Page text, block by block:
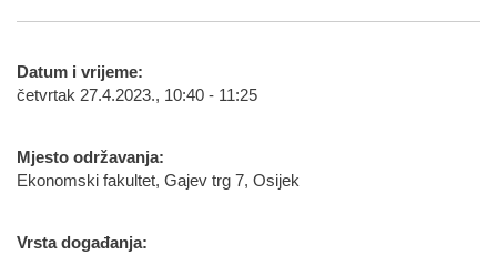
Datum i vrijeme:
četvrtak 27.4.2023., 10:40 - 11:25
Mjesto održavanja:
Ekonomski fakultet, Gajev trg 7, Osijek
Vrsta događanja: